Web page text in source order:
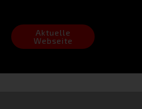
Aktuelle
Webseite